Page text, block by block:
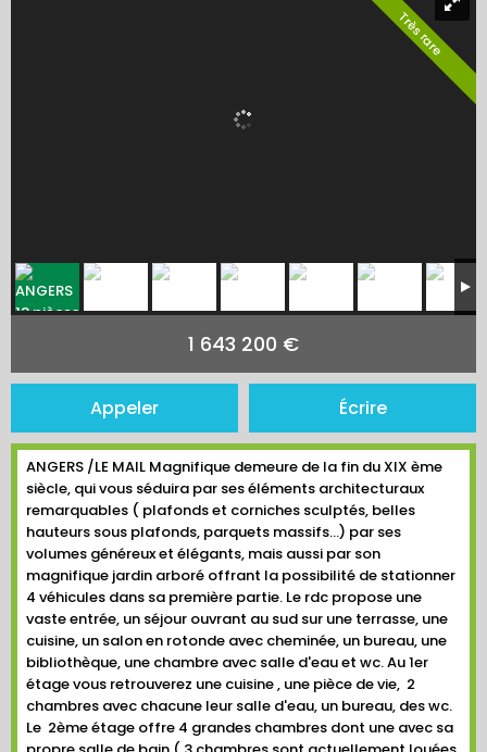
Très rare
1 643 200 €
Appeler Écrire
ANGERS /LE MAIL Magnifique demeure de la fin du XIX ème
siècle, qui vous séduira par ses éléments architecturaux
remarquables ( plafonds et corniches sculptés, belles
hauteurs sous plafonds, parquets massifs…) par ses
volumes généreux et élégants, mais aussi par son
magnifique jardin arboré offrant la possibilité de stationner
4 véhicules dans sa première partie. Le rdc propose une
vaste entrée, un séjour ouvrant au sud sur une terrasse, une
cuisine, un salon en rotonde avec cheminée, un bureau, une
bibliothèque, une chambre avec salle d'eau et wc. Au 1er
étage vous retrouverez une cuisine , une pièce de vie, 2
chambres avec chacune leur salle d'eau, un bureau, des wc.
Le 2ème étage offre 4 grandes chambres dont une avec sa